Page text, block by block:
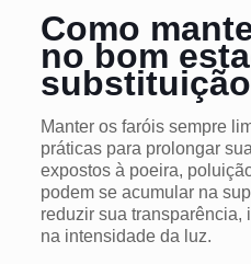
Como
no bom
Manter os faróis sempre
práticas para prolongar
expostos à poeira,
podem se acumular na
reduzir sua transparência,
na intensidade da luz.